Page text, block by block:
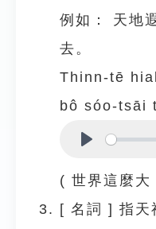
例如：
天地
去。
Thinn-tē
bô sóo-tsāi
( 世界這麼大
[ 名詞 ] 指天